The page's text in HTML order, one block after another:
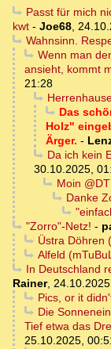
Passt für mich
kwt - Joe68,
Wahnsinn.
Wenn man
ansieht, kommt
21:28
Das
Holz"
Ärger. -
Da ich kein
30.10.2025,
Moin @DT
Danke
"Zorro"-Netz! -
Üstra Döhren
Alfeld
In Deutschland
Rainer,
Pics, or it
Die
Tief etwa das
25.10.2025,